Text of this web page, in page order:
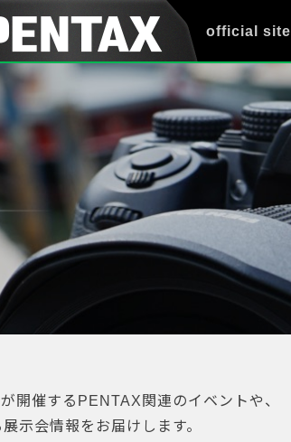
official site
開催するPENTAX関連のイベントや、
示会情報をお届けします。